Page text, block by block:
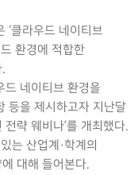
‘클라우드 네이티브
환경에 적합한
드 네이티브 환경을
등을 제시하고자 지난달
략 웨비나’를 개최했다.
는 산업계·학계의
대해 들어본다.